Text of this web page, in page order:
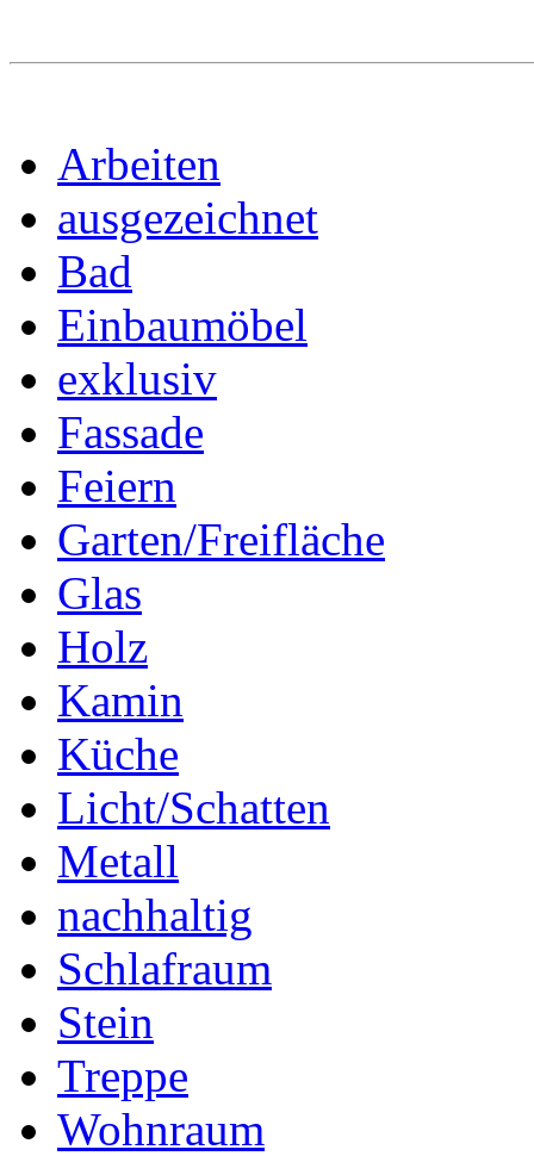
Arbeiten
ausgezeichnet
Bad
Einbaumöbel
exklusiv
Fassade
Feiern
Garten/Freifläche
Glas
Holz
Kamin
Küche
Licht/Schatten
Metall
nachhaltig
Schlafraum
Stein
Treppe
Wohnraum